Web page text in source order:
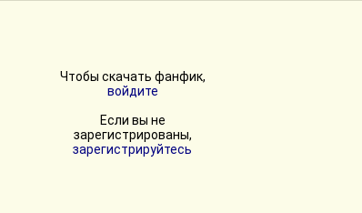
Чтобы скачать фанфик,
войдите
Если вы не
зарегистрированы,
зарегистрируйтесь